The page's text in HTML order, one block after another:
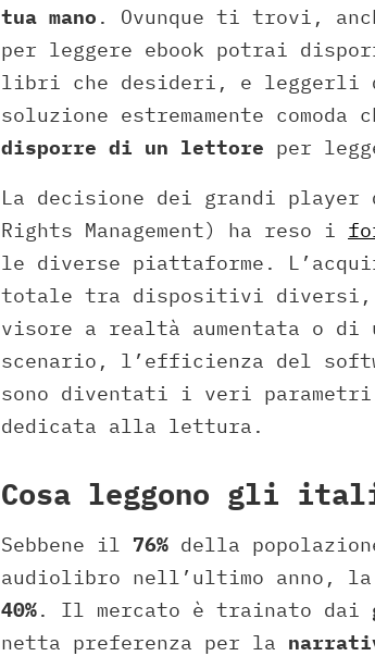
tua mano . Ovunque ti trovi,
per leggere ebook potrai
libri che desideri, e leggerli
soluzione estremamente
disporre di un lettore per
La decisione dei grandi
Rights Management) ha reso i
le diverse piattaforme.
totale tra dispositivi diversi,
visore a realtà aumentata o di
scenario, l’efficienza del
sono diventati i veri
dedicata alla lettura.
Cosa leggono gli
Sebbene il 76% della
audiolibro nell’ultimo anno,
40%. Il mercato è trainato dai
netta preferenza per la